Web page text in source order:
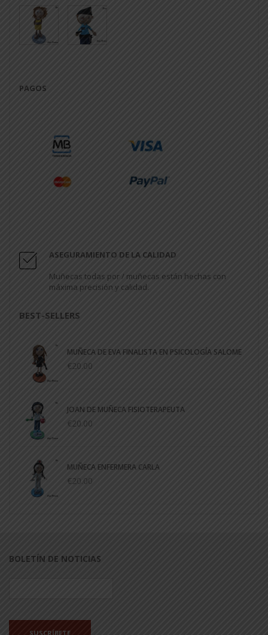
PAGOS
ASEGURAMIENTO DE LA CALIDAD
Muñecas todas por / muñecas están hechas con
máxima precisión y calidad.
BEST-SELLERS
MUÑECA DE EVA FINALISTA EN PSICOLOGÍA SALOME
€20.00
JOAN DE MUÑECA FISIOTERAPEUTA
€20.00
MUÑECA ENFERMERA CARLA
€20.00
BOLETÍN DE NOTICIAS